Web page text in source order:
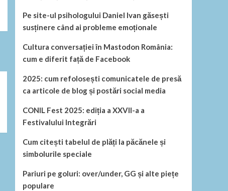
Pe site-ul psihologului Daniel Ivan găsești
susținere când ai probleme emoționale
Cultura conversației în Mastodon România:
cum e diferit față de Facebook
2025: cum refolosești comunicatele de presă
ca articole de blog și postări social media
CONIL Fest 2025: ediția a XXVII-a a
Festivalului Integrări
Cum citești tabelul de plăți la păcănele și
simbolurile speciale
Pariuri pe goluri: over/under, GG și alte piețe
populare